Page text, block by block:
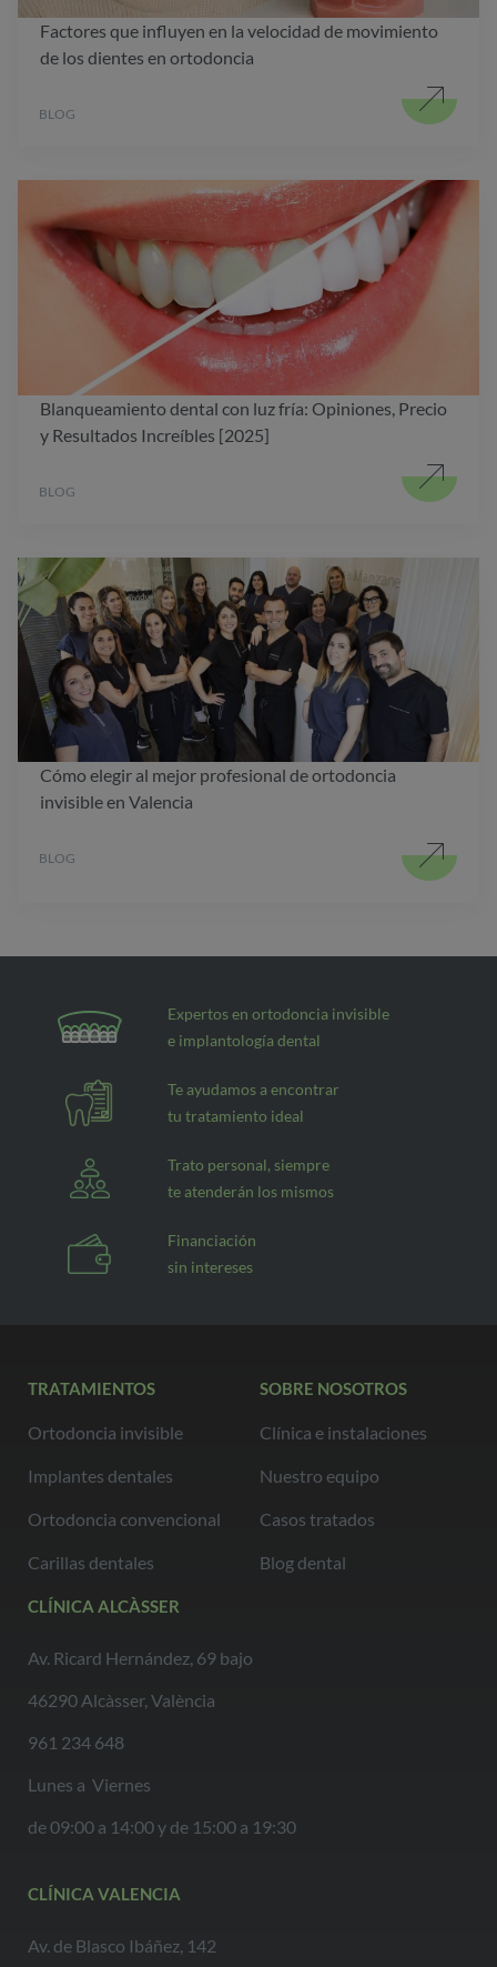
Factores que influyen en la velocidad de movimiento
de los dientes en ortodoncia
BLOG
Blanqueamiento dental con luz fría: Opiniones, Precio
y Resultados Increíbles [2025]
BLOG
Cómo elegir al mejor profesional de ortodoncia
invisible en Valencia
BLOG
Expertos en ortodoncia invisible
e implantología dental
Te ayudamos a encontrar
tu tratamiento ideal
Trato personal, siempre
te atenderán los mismos
Financiación
sin intereses
TRATAMIENTOS
Ortodoncia invisible
Implantes dentales
Ortodoncia convencional
Carillas dentales
SOBRE NOSOTROS
Clínica e instalaciones
Nuestro equipo
Casos tratados
Blog dental
CLÍNICA ALCÀSSER
Av. Ricard Hernández, 69 bajo
46290 Alcàsser, València
961 234 648
Lunes a Viernes
de 09:00 a 14:00 y de 15:00 a 19:30
CLÍNICA VALENCIA
Av. de Blasco Ibáñez, 142